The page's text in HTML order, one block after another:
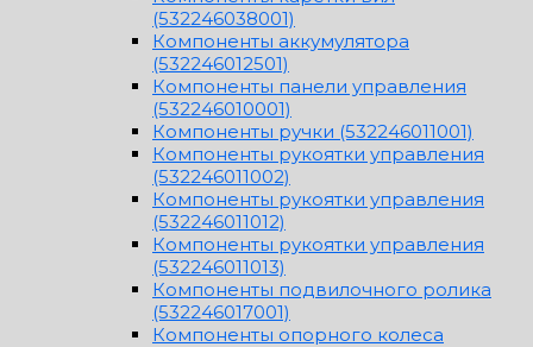
(532246038001)
Компоненты аккумулятора
(532246012501)
Компоненты панели управления
(532246010001)
Компоненты ручки (532246011001)
Компоненты рукоятки управления
(532246011002)
Компоненты рукоятки управления
(532246011012)
Компоненты рукоятки управления
(532246011013)
Компоненты подвилочного ролика
(532246017001)
Компоненты опорного колеса